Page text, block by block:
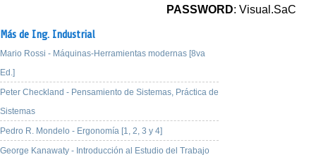
PASSWORD: Visual.SaC
Más de Ing. Industrial
Mario Rossi - Máquinas-Herramientas modernas [8va
Ed.]
Peter Checkland - Pensamiento de Sistemas, Práctica de
Sistemas
Pedro R. Mondelo - Ergonomía [1, 2, 3 y 4]
George Kanawaty - Introducción al Estudio del Trabajo